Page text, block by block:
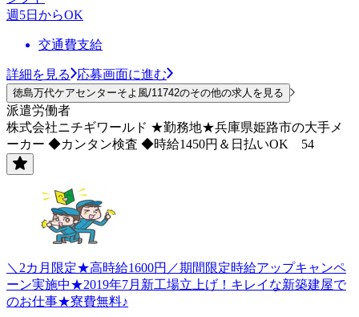
週5日からOK
交通費支給
詳細を見る 応募画面に進む
徳島万代ケアセンターそよ風/11742のその他の求人を見る
派遣労働者
株式会社ニチギワールド ★勤務地★兵庫県姫路市の大手メ
ーカー ◆カンタン検査 ◆時給1450円＆日払いOK 54
＼2カ月限定★高時給1600円／期間限定時給アップキャンペ
ーン実施中★2019年7月新工場立上げ！キレイな新築建屋で
のお仕事★寮費無料♪